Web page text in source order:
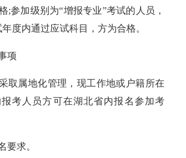
;参加级别为“增报专业”考试的人员，
度内通过应试科目，方为合格。
项
取属地化管理，现工作地或户籍所在
考人员方可在湖北省内报名参加考
要求。